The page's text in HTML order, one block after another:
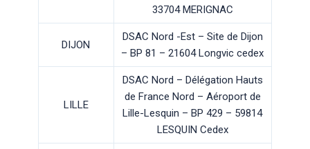
33704 MERIGNAC
DIJON
DSAC Nord -Est – Site de Dijon
– BP 81 – 21604 Longvic cedex
LILLE
DSAC Nord – Délégation Hauts
de France Nord – Aéroport de
Lille-Lesquin – BP 429 – 59814
LESQUIN Cedex